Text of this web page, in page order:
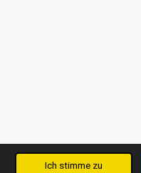
Ich stimme zu